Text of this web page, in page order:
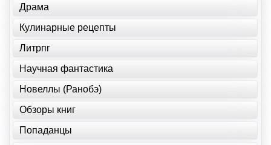
Драма
Кулинарные рецепты
Литрпг
Научная фантастика
Новеллы (Ранобэ)
Обзоры книг
Попаданцы